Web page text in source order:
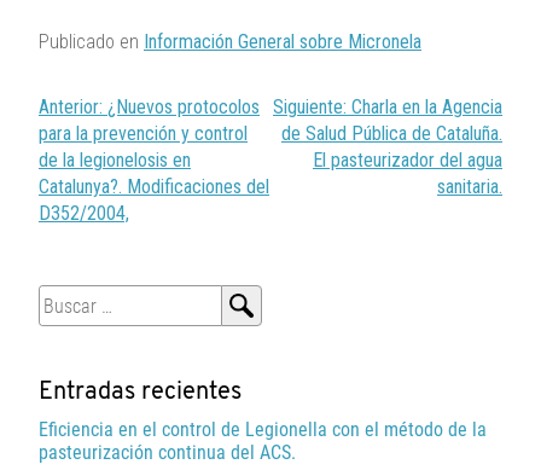
Publicado en Información General sobre Micronela
Navegación
de
entradas
Anterior: ¿Nuevos protocolos
para la prevención y control
de la legionelosis en
Catalunya?. Modificaciones del
D352/2004,
Siguiente: Charla en la Agencia
de Salud Pública de Cataluña.
El pasteurizador del agua
sanitaria.
Buscar:
Entradas recientes
Eficiencia en el control de Legionella con el método de la
pasteurización continua del ACS.